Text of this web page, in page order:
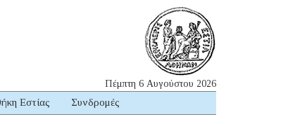
Πέμπτη 6 Αυγούστου 2026
Εστίας Συνδρομές